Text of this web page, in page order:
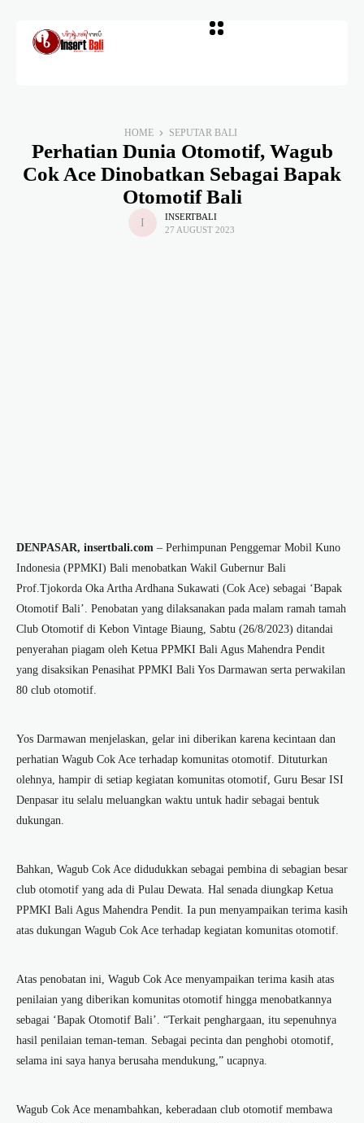
HOME SEPUTAR BALI
Perhatian Dunia Otomotif, Wagub
Cok Ace Dinobatkan Sebagai Bapak
Otomotif Bali
INSERTBALI
27 AUGUST 2023
DENPASAR, insertbali.com – Perhimpunan Penggemar Mobil Kuno
Indonesia (PPMKI) Bali menobatkan Wakil Gubernur Bali
Prof.Tjokorda Oka Artha Ardhana Sukawati (Cok Ace) sebagai ‘Bapak
Otomotif Bali’. Penobatan yang dilaksanakan pada malam ramah tamah
Club Otomotif di Kebon Vintage Biaung, Sabtu (26/8/2023) ditandai
penyerahan piagam oleh Ketua PPMKI Bali Agus Mahendra Pendit
yang disaksikan Penasihat PPMKI Bali Yos Darmawan serta perwakilan
80 club otomotif.
Yos Darmawan menjelaskan, gelar ini diberikan karena kecintaan dan
perhatian Wagub Cok Ace terhadap komunitas otomotif. Dituturkan
olehnya, hampir di setiap kegiatan komunitas otomotif, Guru Besar ISI
Denpasar itu selalu meluangkan waktu untuk hadir sebagai bentuk
dukungan.
Bahkan, Wagub Cok Ace didudukkan sebagai pembina di sebagian besar
club otomotif yang ada di Pulau Dewata. Hal senada diungkap Ketua
PPMKI Bali Agus Mahendra Pendit. Ia pun menyampaikan terima kasih
atas dukungan Wagub Cok Ace terhadap kegiatan komunitas otomotif.
Atas penobatan ini, Wagub Cok Ace menyampaikan terima kasih atas
penilaian yang diberikan komunitas otomotif hingga menobatkannya
sebagai ‘Bapak Otomotif Bali’. “Terkait penghargaan, itu sepenuhnya
hasil penilaian teman-teman. Sebagai pecinta dan penghobi otomotif,
selama ini saya hanya berusaha mendukung,” ucapnya.
Wagub Cok Ace menambahkan, keberadaan club otomotif membawa